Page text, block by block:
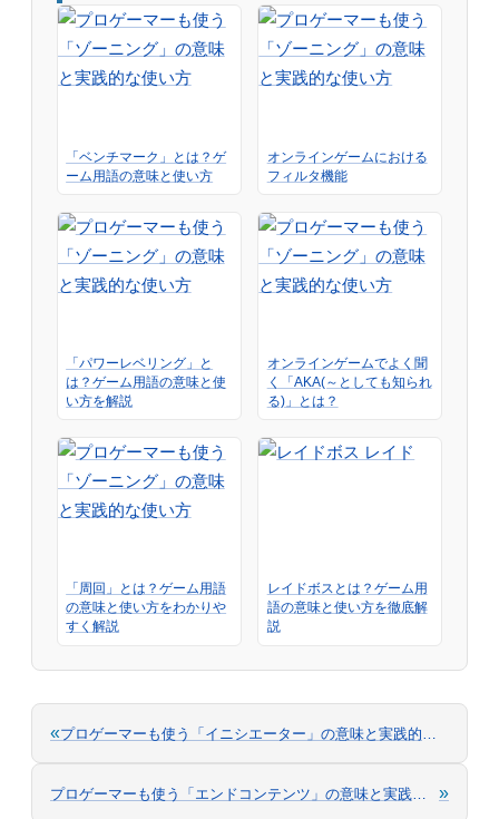
「ベンチマーク」とは？ゲ
ーム用語の意味と使い方
オンラインゲームにおける
フィルタ機能
「パワーレベリング」と
は？ゲーム用語の意味と使
い方を解説
オンラインゲームでよく聞
く「AKA(～としても知られ
る)」とは？
「周回」とは？ゲーム用語
の意味と使い方をわかりや
すく解説
レイドボスとは？ゲーム用
語の意味と使い方を徹底解
説
«
»